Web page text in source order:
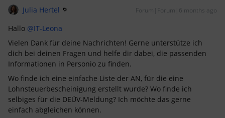
Julia Hertel Forum|Forum|6 months ago
Hallo ​ @IT-Leona
Vielen Dank für deine Nachrichten! Gerne unterstütze ich
dich bei deinen Fragen und helfe dir dabei, die passenden
Informationen in Personio zu finden.
Wo finde ich eine einfache Liste der AN, für die eine
Lohnsteuerbescheinigung erstellt wurde? Wo finde ich
selbiges für die DEÜV-Meldung? Ich möchte das gerne
einfach abgleichen können.